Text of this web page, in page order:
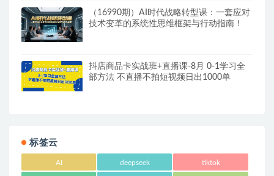
（16990期）AI时代战略转型课：一套应对
技术变革的系统性思维框架与行动指南！
抖店商品卡实战班+直播课-8月 0-1学习全
部方法 不直播不拍短视频日出1000单
标签云
AI deepseek tiktok